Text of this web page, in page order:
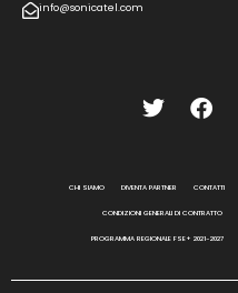
info@sonicatel.com
CHI SIAMO DIVENTA PARTNER CONTATTI
CONDIZIONI GENERALI DI CONTRATTO
PROGRAMMA REGIONALE FSE+ 2021-2027